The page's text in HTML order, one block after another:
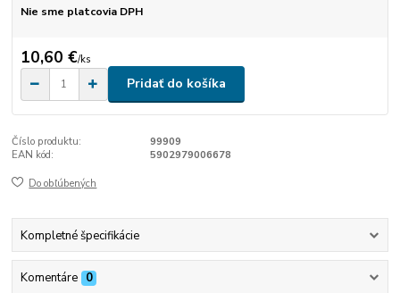
Nie sme platcovia DPH
10,60 €/ks
Pridať do košíka
Číslo produktu:
99909
EAN kód:
5902979006678
Do obľúbených
Kompletné špecifikácie
Komentáre 0